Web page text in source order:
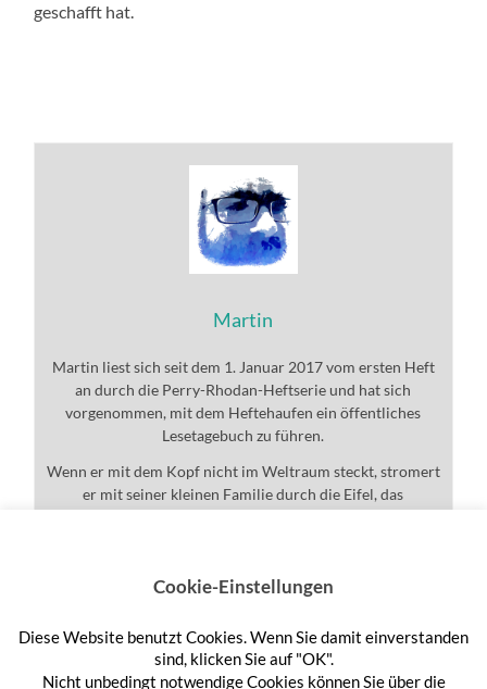
geschafft hat.
Martin
Martin liest sich seit dem 1. Januar 2017 vom ersten Heft
an durch die Perry-Rhodan-Heftserie und hat sich
vorgenommen, mit dem Heftehaufen ein öffentliches
Lesetagebuch zu führen.
Wenn er mit dem Kopf nicht im Weltraum steckt, stromert
er mit seiner kleinen Familie durch die Eifel, das
Anmelden
Cookie-Einstellungen
Diese Website benutzt Cookies. Wenn Sie damit einverstanden
sind, klicken Sie auf "OK".
Nicht unbedingt notwendige Cookies können Sie über die